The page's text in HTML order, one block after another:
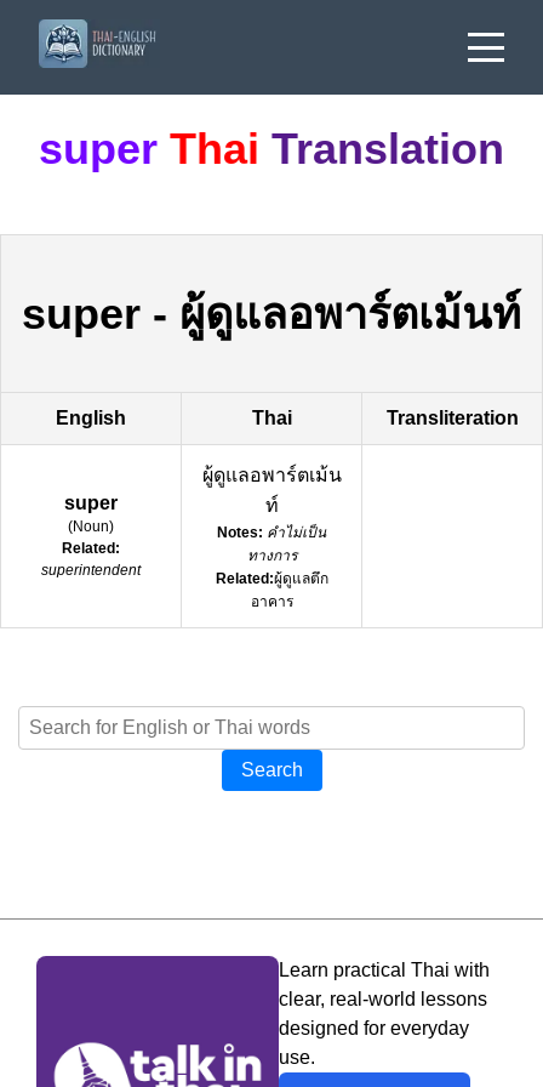
super Thai Translation
super - ผู้ดูแลอพาร์ตเม้นท์
English Thai Transliteration
super
(Noun)
Related:
superintendent
ผู้ดูแลอพาร์ตเม้น
ท์
Notes: คำไม่เป็น
ทางการ
Related:ผู้ดูแลตึก
อาคาร
Search
Learn practical Thai with
clear, real-world lessons
designed for everyday
use.